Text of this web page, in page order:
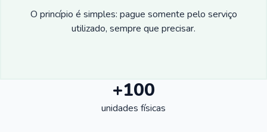
O princípio é simples: pague somente pelo serviço
utilizado, sempre que precisar.
+100
unidades físicas